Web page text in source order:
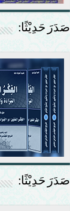
صَدَرَ حَدِيْثًا:
صَدَرَ حَدِيْثًا: